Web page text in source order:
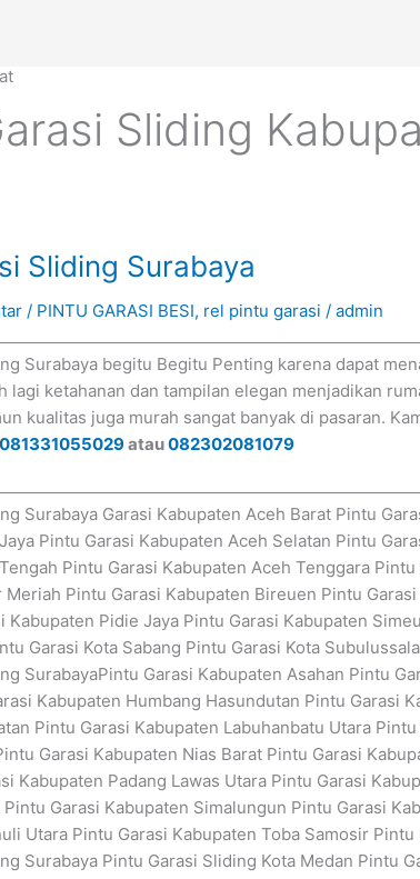
Sliding
Sliding Surabaya
/ PINTU GARASI BESI, rel pintu garasi / admin
Surabaya begitu Begitu Penting karena dapat
lagi ketahanan dan tampilan elegan menjadikan
kualitas juga murah sangat banyak di pasaran.
081331055029atau082302081079
Surabaya Garasi Kabupaten Aceh Barat Pintu
Pintu Garasi Kabupaten Aceh Selatan Pintu
Pintu Garasi Kabupaten Aceh Tenggara
Pintu Garasi Kabupaten Bireuen Pintu
Kabupaten Pidie Jaya Pintu Garasi Kabupaten
Garasi Kota Sabang Pintu Garasi Kota
SurabayaPintu Garasi Kabupaten Asahan Pintu
Kabupaten Humbang Hasundutan Pintu Garasi
Pintu Garasi Kabupaten Labuhanbatu Utara
Garasi Kabupaten Nias Barat Pintu Garasi
Kabupaten Padang Lawas Utara Pintu Garasi
Garasi Kabupaten Simalungun Pintu Garasi
Utara Pintu Garasi Kabupaten Toba Samosir
Surabaya Pintu Garasi Sliding Kota Medan Pintu